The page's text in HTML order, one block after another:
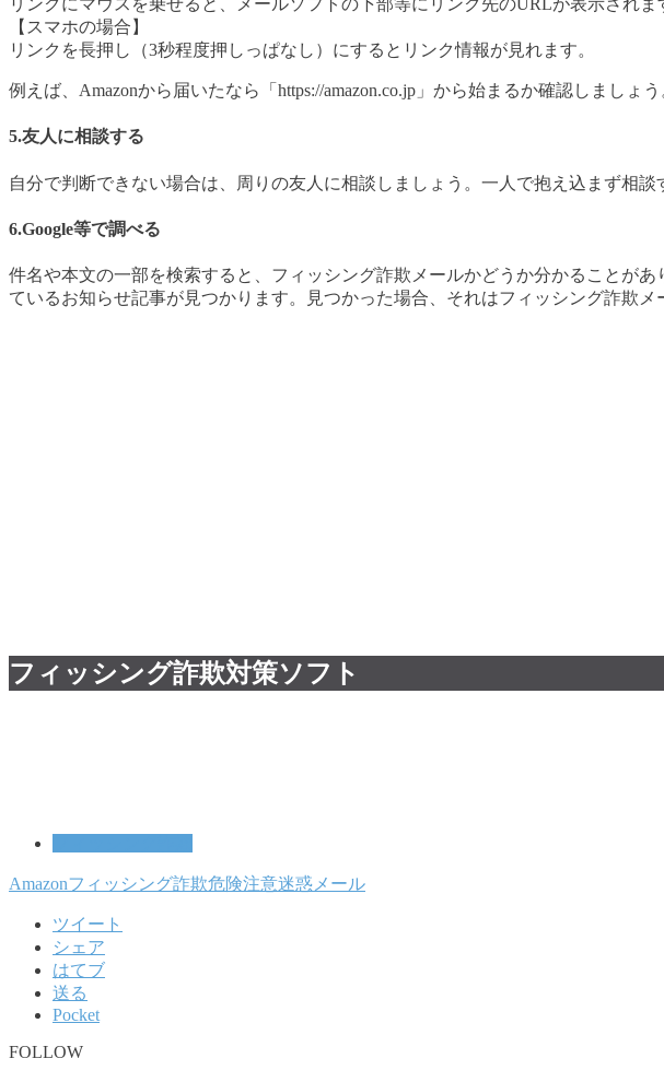
リンクにマウスを乗せると、メールソフトの下部等にリンク先のURLが表示されま
【スマホの場合】
リンクを長押し（3秒程度押しっぱなし）にするとリンク情報が見れます。
例えば、Amazonから届いたなら「https://amazon.co.jp」から始まるか確認しまし
5.友人に相談する
自分で判断できない場合は、周りの友人に相談しましょう。一人で抱え込まず相談
6.Google等で調べる
件名や本文の一部を検索すると、フィッシング詐欺メールかどうか分かることが
ているお知らせ記事が見つかります。見つかった場合、それはフィッシング詐欺メ
フィッシング詐欺対策ソフト
Amazonフィッシング詐欺危険注意迷惑メール
ツイート
シェア
はてブ
送る
Pocket
FOLLOW